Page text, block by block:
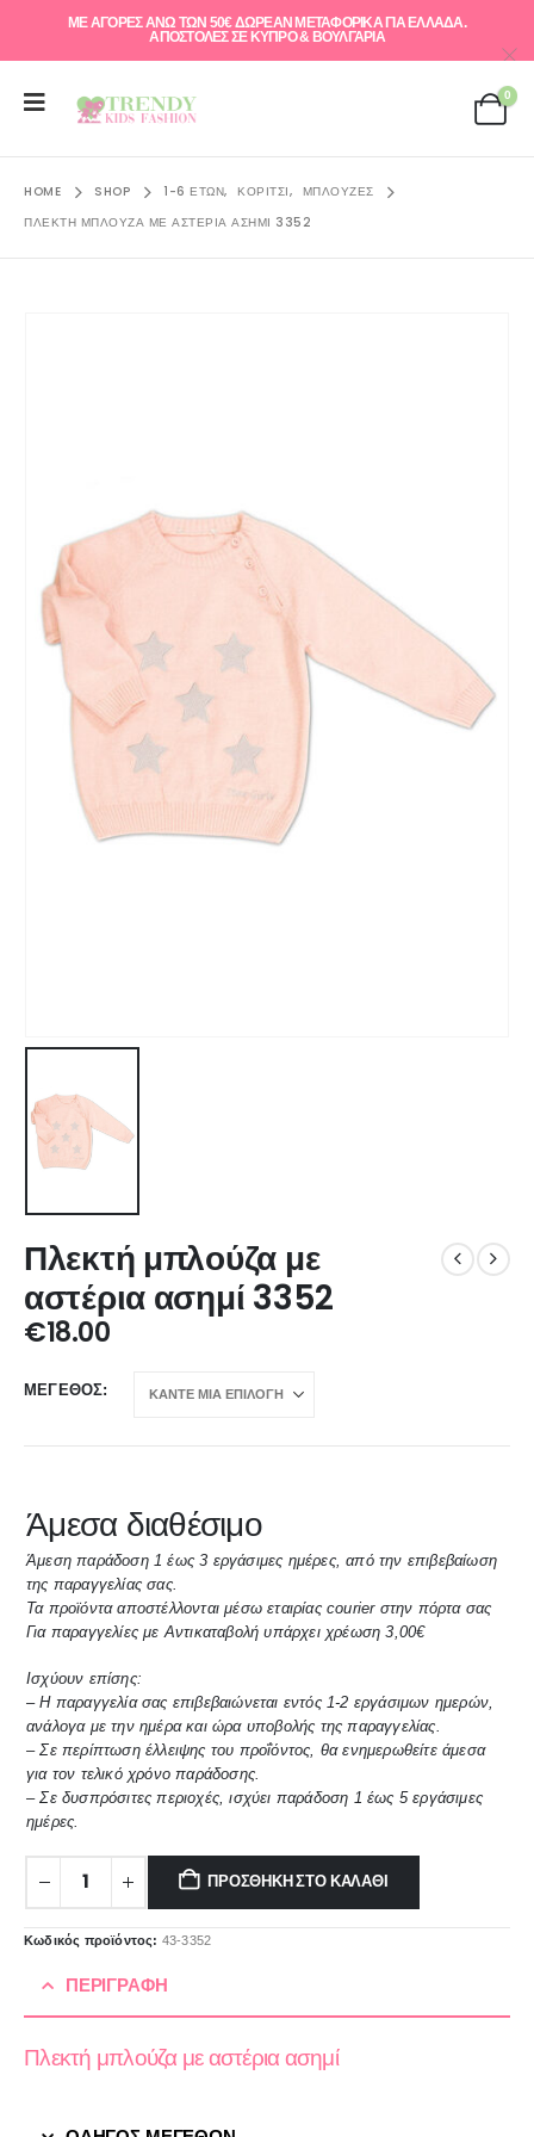
ΜΕ ΑΓΟΡΕΣ ΑΝΩ ΤΩΝ 50€ ΔΩΡΕΑΝ ΜΕΤΑΦΟΡΙΚΑ ΓΙΑ ΕΛΛAΔΑ.
ΑΠΟΣΤΟΛΕΣ ΣΕ ΚΥΠΡΟ & ΒΟΥΛΓΑΡΙΑ
0
HOME SHOP 1-6 ΕΤΏΝ, ΚΟΡΊΤΣΙ, ΜΠΛΟΎΖΕΣ
ΠΛΕΚΤΉ ΜΠΛΟΎΖΑ ΜΕ ΑΣΤΈΡΙΑ ΑΣΗΜΊ 3352
Πλεκτή μπλούζα με
αστέρια ασημί 3352
€18.00
ΜΈΓΕΘΟΣ
Άμεσα διαθέσιμο
Άμεση παράδοση 1 έως 3 εργάσιμες ημέρες, από την επιβεβαίωση
της παραγγελίας σας.
Τα προϊόντα αποστέλλονται μέσω εταιρίας courier στην πόρτα σας
Για παραγγελίες με Αντικαταβολή υπάρχει χρέωση 3,00€
Ισχύουν επίσης:
– Η παραγγελία σας επιβεβαιώνεται εντός 1-2 εργάσιμων ημερών,
ανάλογα με την ημέρα και ώρα υποβολής της παραγγελίας.
– Σε περίπτωση έλλειψης του προΐόντος, θα ενημερωθείτε άμεσα
για τον τελικό χρόνο παράδοσης.
– Σε δυσπρόσιτες περιοχές, ισχύει παράδοση 1 έως 5 εργάσιμες
ημέρες.
ΠΡΟΣΘΉΚΗ ΣΤΟ ΚΑΛΆΘΙ
Κωδικός προϊόντος: 43-3352
ΠΕΡΙΓΡΑΦΉ
Πλεκτή μπλούζα με αστέρια ασημί